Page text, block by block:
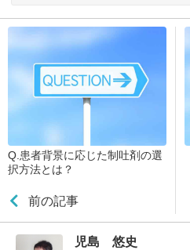
Q.患者背景に応じた制吐剤の選
択方法とは？
前の記事
児島 悠史